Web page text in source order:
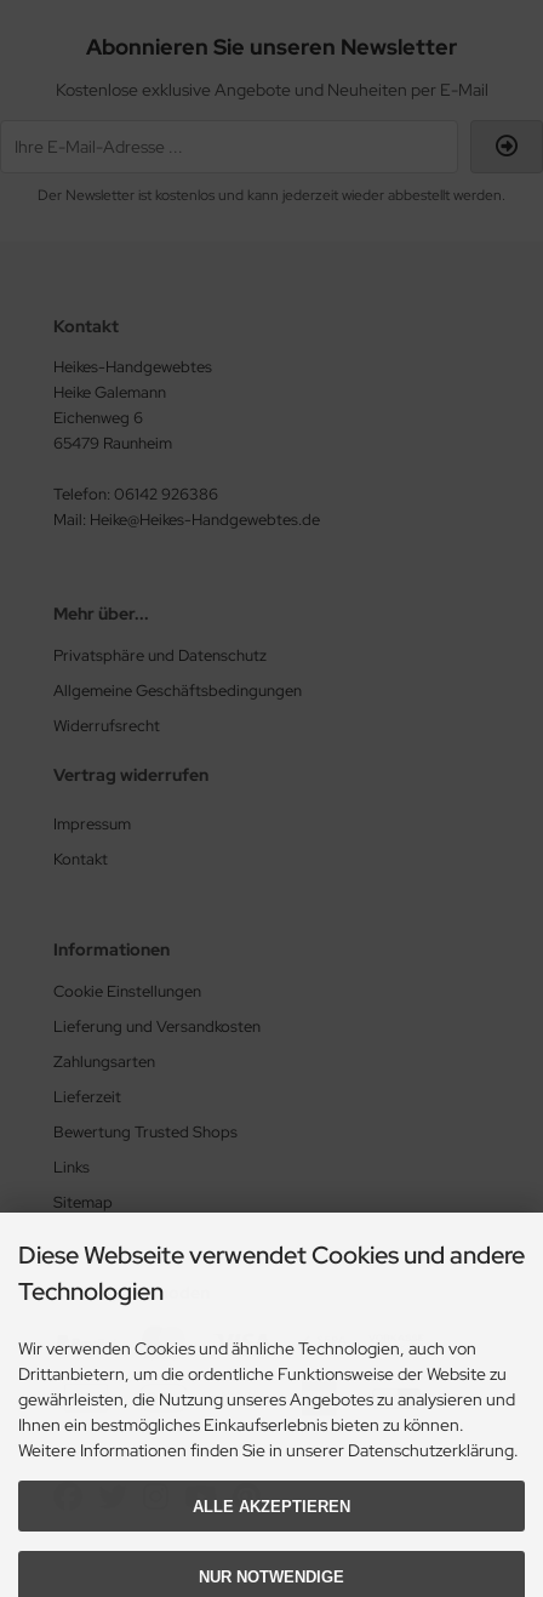
Abonnieren Sie unseren Newsletter
Kostenlose exklusive Angebote und Neuheiten per E-Mail
Der Newsletter ist kostenlos und kann jederzeit wieder abbestellt werden.
Kontakt
Heikes-Handgewebtes
Heike Galemann
Eichenweg 6
65479 Raunheim
Telefon: 06142 926386
Mail: Heike@Heikes-Handgewebtes.de
Mehr über...
Privatsphäre und Datenschutz
Allgemeine Geschäftsbedingungen
Widerrufsrecht
Vertrag widerrufen
Impressum
Kontakt
Informationen
Cookie Einstellungen
Lieferung und Versandkosten
Zahlungsarten
Lieferzeit
Bewertung Trusted Shops
Links
Sitemap
Zahlungsmethoden
Social Media
Diese Webseite verwendet Cookies und andere
Technologien
Wir verwenden Cookies und ähnliche Technologien, auch von
Drittanbietern, um die ordentliche Funktionsweise der Website zu
gewährleisten, die Nutzung unseres Angebotes zu analysieren und
Ihnen ein bestmögliches Einkaufserlebnis bieten zu können.
Weitere Informationen finden Sie in unserer Datenschutzerklärung.
ALLE AKZEPTIEREN
NUR NOTWENDIGE